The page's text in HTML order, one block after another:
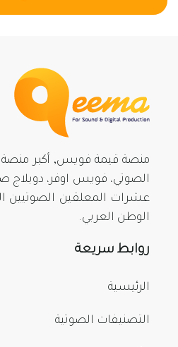
منصة قيمة فويس, أكبر منصة
الصوتي، فويس اوفر، دوبلاج
عشرات المعلقين الصوتيين
الوطن العربي.
روابط سريعة
الرئيسية
التصنيفات الصوتية